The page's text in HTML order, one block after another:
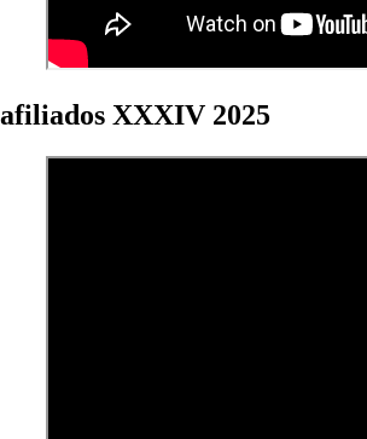
XXXIV 2025